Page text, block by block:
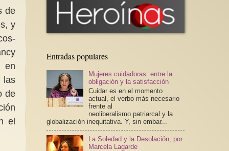
de
y
en
las
de
el
Entradas populares
Mujeres cuidadoras: entre la
obligación y la satisfacción
Cuidar es en el momento
actual, el verbo más necesario
frente al
neoliberalismo patriarcal y la
globalización inequitativa. Y, sin embar...
La Soledad y la Desolación, por
Marcela Lagarde